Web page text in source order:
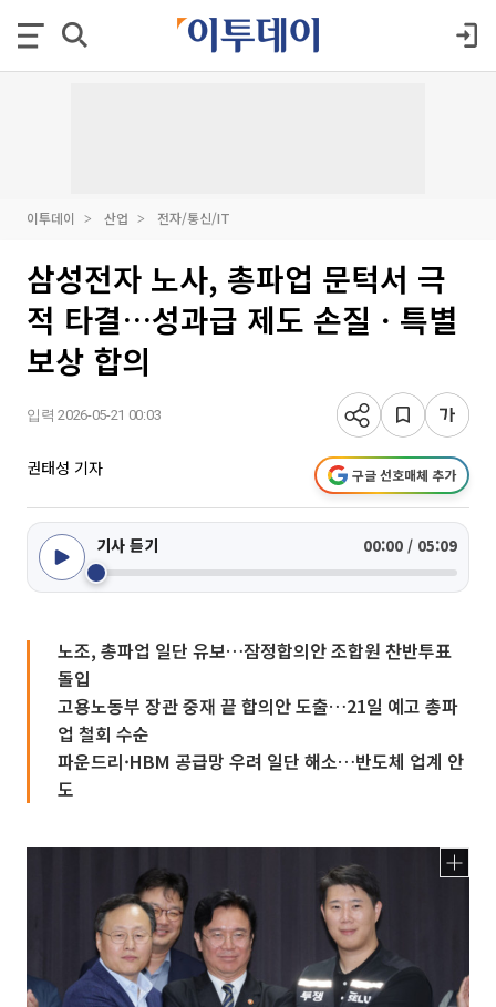
이투데이 산업 전자/통신/IT
삼성전자 노사, 총파업 문턱서 극
적 타결…성과급 제도 손질ㆍ특별
보상 합의
입력 2026-05-21 00:03
권태성 기자 구글 선호매체 추가
기사 듣기 00:00 / 05:09
노조, 총파업 일단 유보…잠정합의안 조합원 찬반투표
돌입
고용노동부 장관 중재 끝 합의안 도출…21일 예고 총파
업 철회 수순
파운드리·HBM 공급망 우려 일단 해소…반도체 업계 안
도